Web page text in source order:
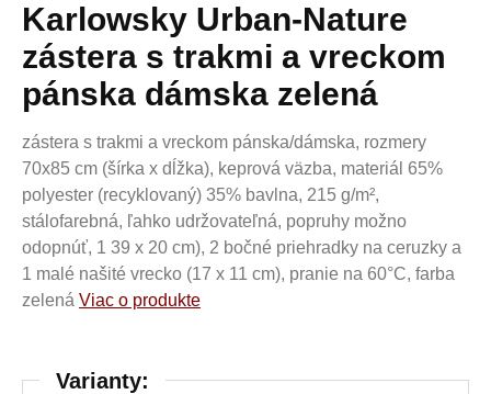
Karlowsky Urban-Nature
zástera s trakmi a vreckom
pánska dámska zelená
zástera s trakmi a vreckom pánska/dámska, rozmery
70x85 cm (šírka x dĺžka), keprová väzba, materiál 65%
polyester (recyklovaný) 35% bavlna, 215 g/m²,
stálofarebná, ľahko udržovateľná, popruhy možno
odopnúť, 1 39 x 20 cm), 2 bočné priehradky na ceruzky a
1 malé našité vrecko (17 x 11 cm), pranie na 60°C, farba
zelená Viac o produkte
Varianty: